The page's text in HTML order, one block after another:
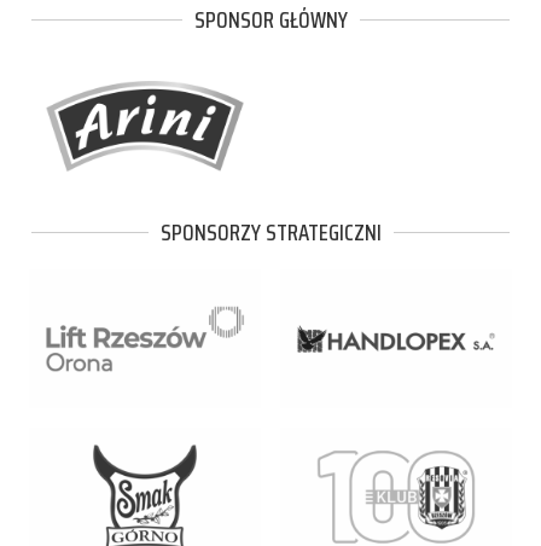
SPONSOR GŁÓWNY
SPONSORZY STRATEGICZNI